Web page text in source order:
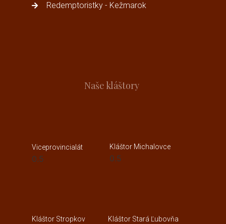
Redemptoristky - Kežmarok
Naše kláštory
Viceprovincialát Kláštor Michalovce
Kláštor Stropkov Kláštor Stará Ľubovňa